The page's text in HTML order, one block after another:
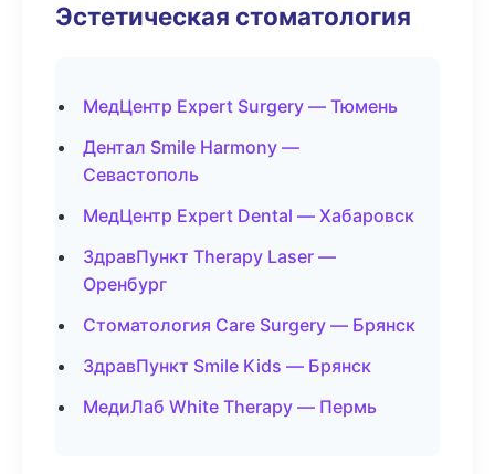
Эстетическая стоматология
МедЦентр Expert Surgery — Тюмень
Дентал Smile Harmony —
Севастополь
МедЦентр Expert Dental — Хабаровск
ЗдравПункт Therapy Laser —
Оренбург
Стоматология Care Surgery — Брянск
ЗдравПункт Smile Kids — Брянск
МедиЛаб White Therapy — Пермь